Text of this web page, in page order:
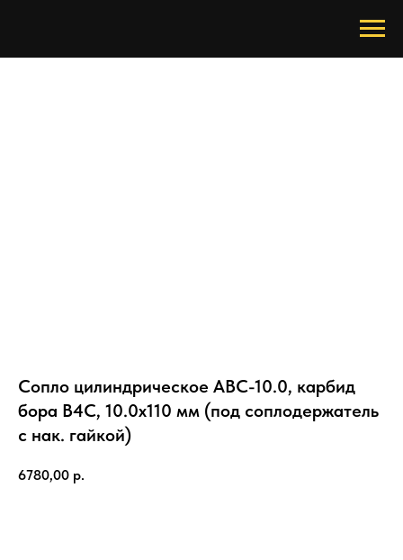
Сопло цилиндрическое ABC-10.0, карбид
бора B4C, 10.0х110 мм (под соплодержатель
с нак. гайкой)
6780,00 р.